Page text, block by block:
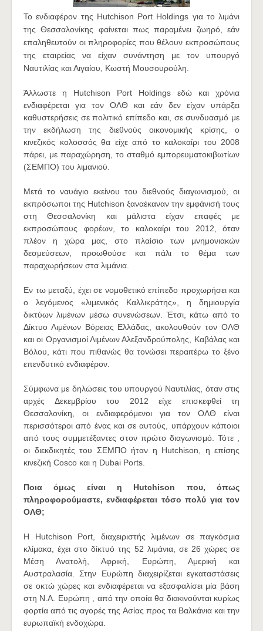
Το ενδιαφέρον της Hutchison Port Holdings για το λιμάνι
της Θεσσαλονίκης φαίνεται πως παραμένει ζωηρό, εάν
επαληθευτούν οι πληροφορίες που θέλουν εκπροσώπους
της εταιρείας να είχαν συνάντηση με τον υπουργό
Ναυτιλίας και Αιγαίου, Κωστή Μουσουρούλη.
Άλλωστε η Ηutchison Port Holdings εδώ και χρόνια
ενδιαφέρεται για τον ΟΛΘ και εάν δεν είχαν υπάρξει
καθυστερήσεις σε πολιτικό επίπεδο και, σε συνδυασμό με
την εκδήλωση της διεθνούς οικονομικής κρίσης, ο
κινεζικός κολοσσός θα είχε από το καλοκαίρι του 2008
πάρει, με παραχώρηση, το σταθμό εμπορευματοκιβωτίων
(ΣΕΜΠΟ) του λιμανιού.
Μετά το ναυάγιο εκείνου του διεθνούς διαγωνισμού, οι
εκπρόσωποι της Hutchison ξαναέκαναν την εμφάνισή τους
στη Θεσσαλονίκη και μάλιστα είχαν επαφές με
εκπροσώπους φορέων, το καλοκαίρι του 2012, όταν
πλέον η χώρα μας, στο πλαίσιο των μνημονιακών
δεσμεύσεων, προωθούσε και πάλι το θέμα των
παραχωρήσεων στα λιμάνια.
Εν τω μεταξύ, έχει σε νομοθετικό επίπεδο προχωρήσει και
ο λεγόμενος «λιμενικός Καλλικράτης», η δημιουργία
δικτύων λιμένων μέσω συνενώσεων. Έτσι, κάτω από το
Δίκτυο Λιμένων Βόρειας Ελλάδας, ακολουθούν τον ΟΛΘ
και οι Οργανισμοί Λιμένων Αλεξανδρούπολης, Καβάλας και
Βόλου, κάτι που πιθανώς θα τονώσει περαιτέρω το ξένο
επενδυτικό ενδιαφέρον.
Σύμφωνα με δηλώσεις του υπουργού Ναυτιλίας, όταν στις
αρχές Δεκεμβρίου του 2012 είχε επισκεφθεί τη
Θεσσαλονίκη, οι ενδιαφερόμενοι για τον ΟΛΘ είναι
περισσότεροι από ένας και σε αυτούς, υπάρχουν κάποιοι
από τους συμμετέξαντες στον πρώτο διαγωνισμό. Τότε ,
οι διεκδικητές του ΣΕΜΠΟ ήταν η Hutchison, η επίσης
κινεζική Cosco και η Dubai Ports.
Ποια όμως είναι η Hutchison που, όπως
πληροφορούμαστε, ενδιαφέρεται τόσο πολύ για τον
ΟΛΘ;
H Hutchison Port, διαχειριστής λιμένων σε παγκόσμια
κλίμακα, έχει στο δίκτυό της 52 λιμάνια, σε 26 χώρες σε
Μέση Ανατολή, Αφρική, Ευρώπη, Αμερική και
Αυστραλασία. Στην Ευρώπη διαχειρίζεται εγκαταστάσεις
σε οκτώ χώρες και ενδιαφέρεται να εξασφαλίσει μία βάση
στη Ν.Α. Ευρώπη , από την οποία θα διακινούνται κυρίως
φορτία από τις αγορές της Ασίας προς τα Βαλκάνια και την
ευρωπαϊκή ενδοχώρα.